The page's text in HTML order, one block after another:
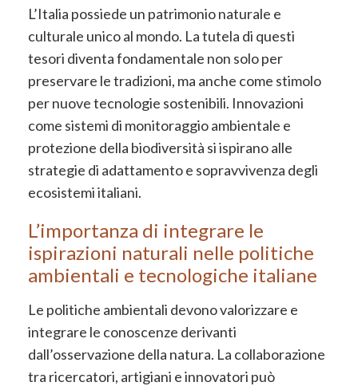
L’Italia possiede un patrimonio naturale e
culturale unico al mondo. La tutela di questi
tesori diventa fondamentale non solo per
preservare le tradizioni, ma anche come stimolo
per nuove tecnologie sostenibili. Innovazioni
come sistemi di monitoraggio ambientale e
protezione della biodiversità si ispirano alle
strategie di adattamento e sopravvivenza degli
ecosistemi italiani.
L’importanza di integrare le
ispirazioni naturali nelle politiche
ambientali e tecnologiche italiane
Le politiche ambientali devono valorizzare e
integrare le conoscenze derivanti
dall’osservazione della natura. La collaborazione
tra ricercatori, artigiani e innovatori può